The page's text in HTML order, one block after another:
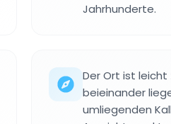
Jahrhunderte.
Der Ort ist
beieinander
umliegenden